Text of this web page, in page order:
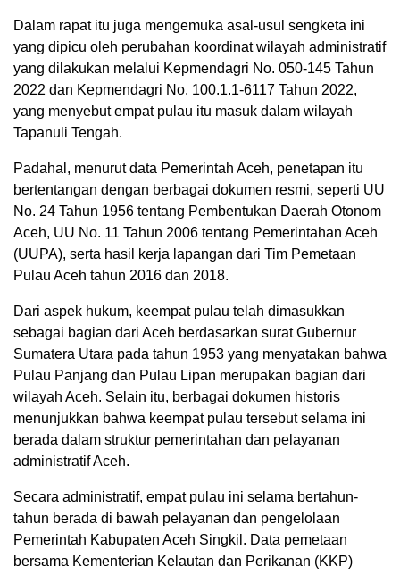
Dalam rapat itu juga mengemuka asal-usul sengketa ini
yang dipicu oleh perubahan koordinat wilayah administratif
yang dilakukan melalui Kepmendagri No. 050-145 Tahun
2022 dan Kepmendagri No. 100.1.1-6117 Tahun 2022,
yang menyebut empat pulau itu masuk dalam wilayah
Tapanuli Tengah.
Padahal, menurut data Pemerintah Aceh, penetapan itu
bertentangan dengan berbagai dokumen resmi, seperti UU
No. 24 Tahun 1956 tentang Pembentukan Daerah Otonom
Aceh, UU No. 11 Tahun 2006 tentang Pemerintahan Aceh
(UUPA), serta hasil kerja lapangan dari Tim Pemetaan
Pulau Aceh tahun 2016 dan 2018.
Dari aspek hukum, keempat pulau telah dimasukkan
sebagai bagian dari Aceh berdasarkan surat Gubernur
Sumatera Utara pada tahun 1953 yang menyatakan bahwa
Pulau Panjang dan Pulau Lipan merupakan bagian dari
wilayah Aceh. Selain itu, berbagai dokumen historis
menunjukkan bahwa keempat pulau tersebut selama ini
berada dalam struktur pemerintahan dan pelayanan
administratif Aceh.
Secara administratif, empat pulau ini selama bertahun-
tahun berada di bawah pelayanan dan pengelolaan
Pemerintah Kabupaten Aceh Singkil. Data pemetaan
bersama Kementerian Kelautan dan Perikanan (KKP)